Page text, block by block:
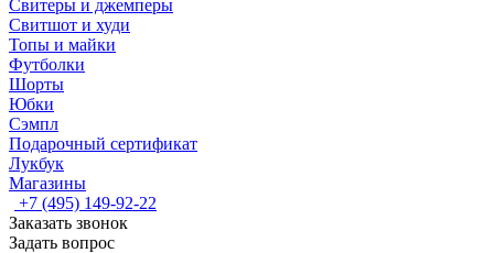
Свитеры и джемперы
Свитшот и худи
Топы и майки
Футболки
Шорты
Юбки
Сэмпл
Подарочный сертификат
Лукбук
Магазины
+7 (495) 149-92-22
Заказать звонок
Задать вопрос